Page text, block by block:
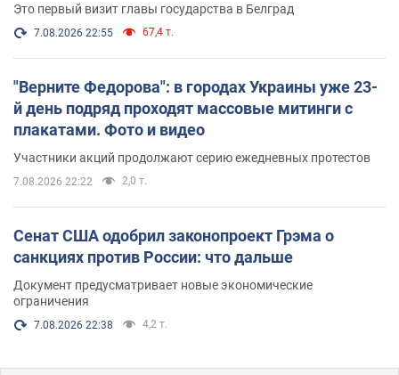
Это первый визит главы государства в Белград
7.08.2026 22:55 67,4 т.
"Верните Федорова": в городах Украины уже 23-
й день подряд проходят массовые митинги с
плакатами. Фото и видео
Участники акций продолжают серию ежедневных протестов
7.08.2026 22:22 2,0 т.
Сенат США одобрил законопроект Грэма о
санкциях против России: что дальше
Документ предусматривает новые экономические
ограничения
7.08.2026 22:38 4,2 т.